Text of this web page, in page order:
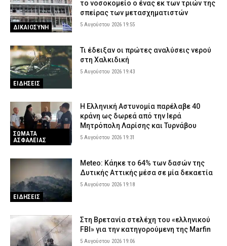
ΔΙΚΑΙΟΣΥΝΗ
το νοσοκομείο ο ένας εκ των τριών της
σπείρας των μετασχηματιστών
5 Αυγούστου 2026 19:55
ΕΙΔΗΣΕΙΣ
Τι έδειξαν οι πρώτες αναλύσεις νερού
στη Χαλκιδική
5 Αυγούστου 2026 19:43
ΣΩΜΑΤΑ
ΑΣΦΑΛΕΙΑΣ
Η Ελληνική Αστυνομία παρέλαβε 40
κράνη ως δωρεά από την Ιερά
Μητρόπολη Λαρίσης και Τυρνάβου
5 Αυγούστου 2026 19:31
ΕΙΔΗΣΕΙΣ
Meteo: Κάηκε το 64% των δασών της
Δυτικής Αττικής μέσα σε μία δεκαετία
5 Αυγούστου 2026 19:18
Στη Βρετανία στελέχη του «ελληνικού
FBI» για την κατηγορούμενη της Marfin
5 Αυγούστου 2026 19:06